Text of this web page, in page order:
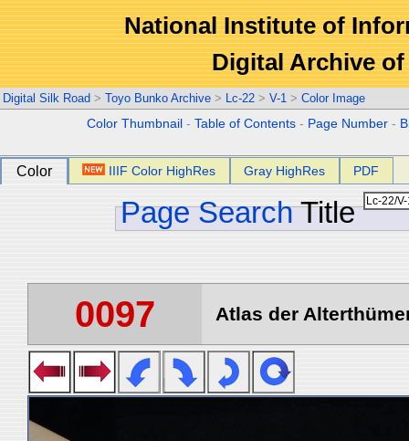
National Institute of
Digital Archive
Digital Silk Road > Toyo Bunko Archive > Lc-22 > V-1 > Color Image
Color Thumbnail -Table of Contents - Page Number -
Color IIIF Color HighRes Gray HighRes PDF
Page Search Title
0097 Atlas der